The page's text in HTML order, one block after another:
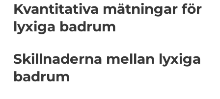
Kvantitativa mätningar för
lyxiga badrum
Skillnaderna mellan lyxiga
badrum